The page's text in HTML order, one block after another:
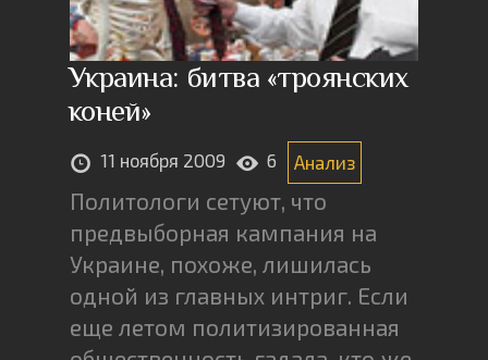
Украина: битва «троянских
коней»
11 ноября 2009 6 Анализ
Политологи сетуют, что
предвыборная кампания на
Украине, похоже, лишилась
одной из главных интриг. Если
еще летом политизированная